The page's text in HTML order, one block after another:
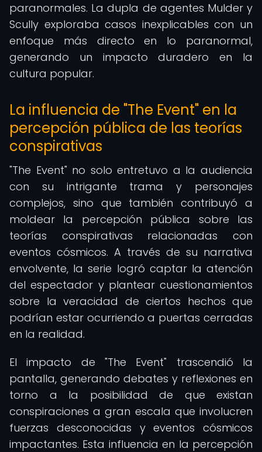
paranormales. La dupla de agentes Mulder y
Scully exploraba casos inexplicables con un
enfoque más directo en lo paranormal,
generando un impacto duradero en la
cultura popular.
La influencia de "The Event" en la
percepción pública de las teorías
conspirativas
"The Event" no solo entretuvo a la audiencia
con su intrigante trama y personajes
complejos, sino que también contribuyó a
moldear la percepción pública sobre las
teorías conspirativas relacionadas con
eventos cósmicos. A través de su narrativa
envolvente, la serie logró captar la atención
del espectador y plantear cuestionamientos
sobre la veracidad de ciertos hechos que
podrían estar ocurriendo a puertas cerradas
en la realidad.
El impacto de "The Event" trascendió la
pantalla, generando debates y reflexiones en
torno a la posibilidad de que existan
conspiraciones a gran escala que involucren
fuerzas desconocidas y eventos cósmicos
impactantes. Esta influencia en la percepción